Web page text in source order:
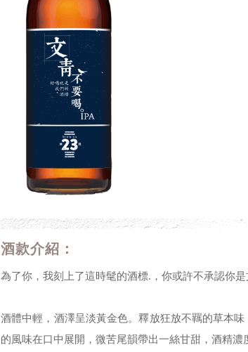
酒款介紹：
為了你，我刻上了這時髦的酒標.，你或許不承認你是
酒體中輕，酒澤呈淡黃金色。釋放狂放不羈的草本
的風味在口中展開，微苦尾韻帶出一絲甘甜，酒精濃